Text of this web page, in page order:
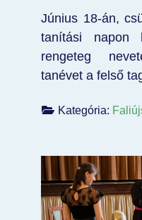
Június 18-án,
tanítási napon
rengeteg
tanévet a felső
Kategória: